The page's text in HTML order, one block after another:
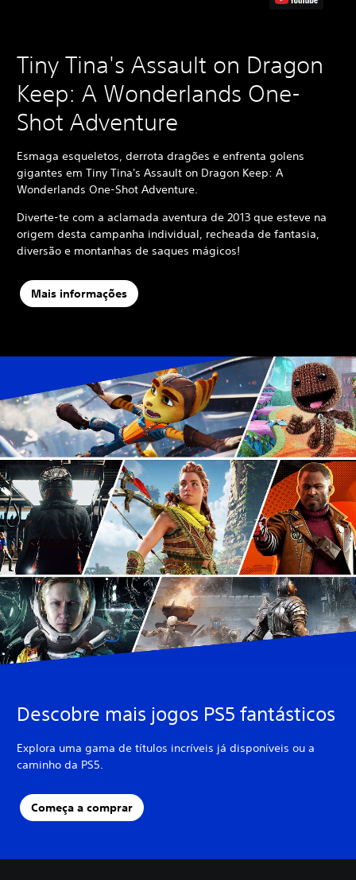
Tiny Tina's Assault on Dragon
Keep: A Wonderlands One-
Shot Adventure
Esmaga esqueletos, derrota dragões e enfrenta golens
gigantes em Tiny Tina's Assault on Dragon Keep: A
Wonderlands One-Shot Adventure.
Diverte-te com a aclamada aventura de 2013 que esteve na
origem desta campanha individual, recheada de fantasia,
diversão e montanhas de saques mágicos!
Mais informações
Descobre mais jogos PS5 fantásticos
Explora uma gama de títulos incríveis já disponíveis ou a
caminho da PS5.
Começa a comprar